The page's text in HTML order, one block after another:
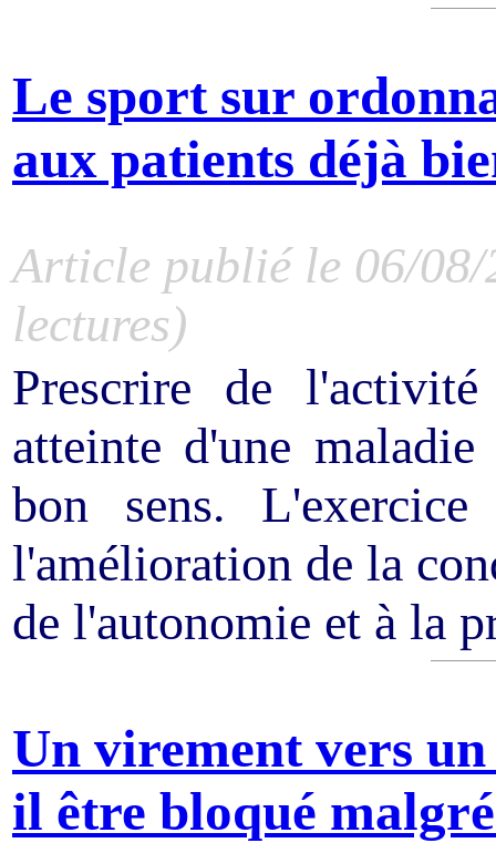
Le sport sur
aux patients déjà
Article publié le 06/
lectures)
Prescrire de
atteinte d'une
bon sens.
l'amélioration de la
de l'autonomie et à la
Un virement vers
il être bloqué